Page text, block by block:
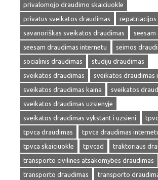
privalomojo draudimo skaiciuokle
privatus sveikatos draudimas
repatriacijos
savanoriškas sveikatos draudimas
seesam draudimas internetu
seimos
socialinis draudimas
studiju draudimas
sveikatos draudimas
sveikatos draudimas
sveikatos draudimas kaina
sveikatos
sveikatos draudimas uzsienyje
sveikatos draudimas vykstant i uzsieni
tpvca draudimas
tpvca draudimas
tpvca skaiciuokle
tpvcad
traktoriaus
transporto civilines atsakomybes draudimas
transporto draudimas
transporto